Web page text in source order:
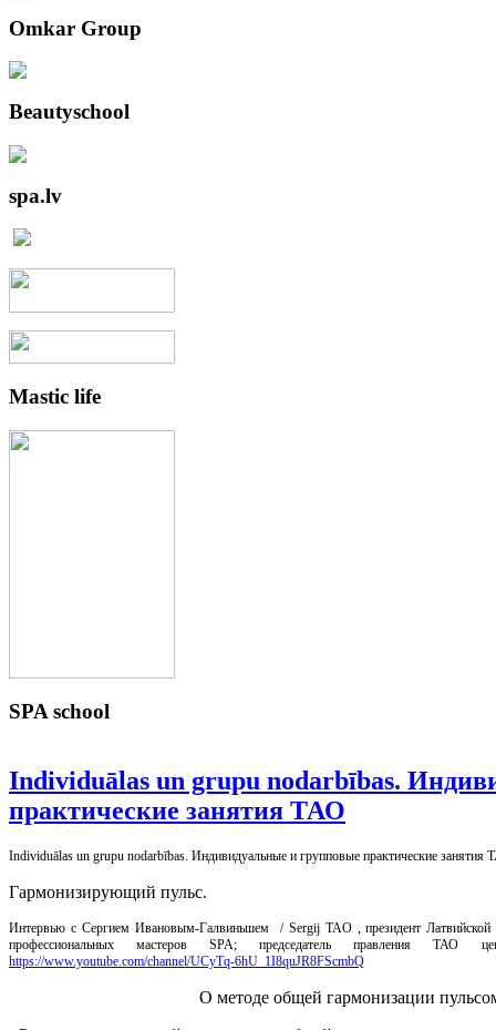
Omkar Group
Beautyschool
spa.lv
Mastic life
SPA school
Individuālas un grupu nodarbības.
практические занятия ТАО
Individuālas un grupu nodarbības. Индивидуальные и групповые практические занятия
Гармонизирующий пульс.
Интервью с Сергием Ивановым-Галвиньшем / Sergij TAO , президент Латвийской
профессиональных мастеров SPA; председатель правления ТАО
https://www.youtube.com/channel/UCyTq-6hU_1I8quJR8FScmbQ
О методе общей гармонизации пульсом